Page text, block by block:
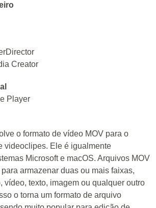
Creator
Player
o formato de vídeo MOV para o
videoclipes. Ele é igualmente
Microsoft e macOS. Arquivos MOV
armazenar duas ou mais faixas,
vídeo, texto, imagem ou qualquer outro
o torna um formato de arquivo